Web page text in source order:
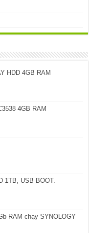
HDD 4GB RAM
4GB RAM
1TB, USB BOOT.
RAM chạy SYNOLOGY